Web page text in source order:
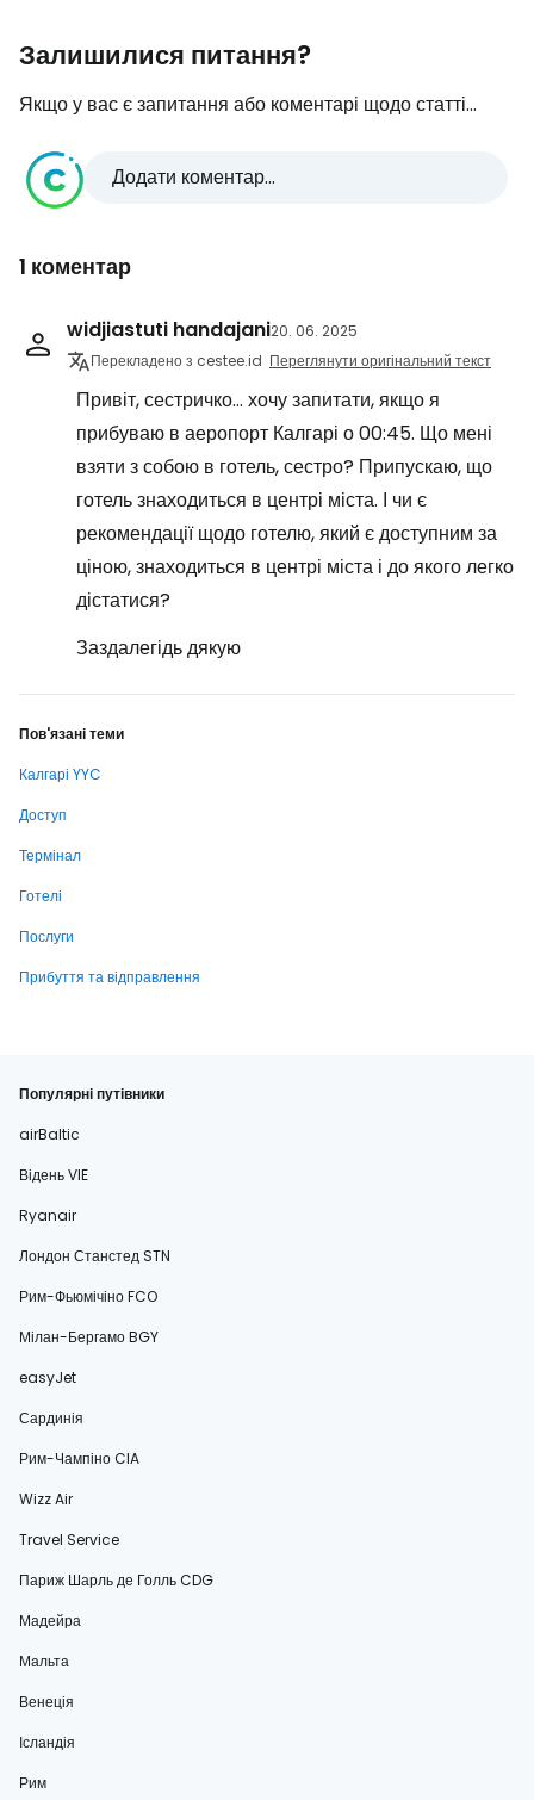
Залишилися питання?
Якщо у вас є запитання або коментарі щодо статті...
Додати коментар...
1 коментар
widjiastuti handajani20. 06. 2025
Перекладено з cestee.id Переглянути оригінальний текст
Привіт, сестричко... хочу запитати, якщо я
прибуваю в аеропорт Калгарі о 00:45. Що мені
взяти з собою в готель, сестро? Припускаю, що
готель знаходиться в центрі міста. І чи є
рекомендації щодо готелю, який є доступним за
ціною, знаходиться в центрі міста і до якого легко
дістатися?
Заздалегідь дякую
Пов'язані теми
Калгарі YYC
Доступ
Термінал
Готелі
Послуги
Прибуття та відправлення
Популярні путівники
airBaltic
Відень VIE
Ryanair
Лондон Станстед STN
Рим-Фьюмічіно FCO
Мілан-Бергамо BGY
easyJet
Сардинія
Рим-Чампіно CIA
Wizz Air
Travel Service
Париж Шарль де Голль CDG
Мадейра
Мальта
Венеція
Ісландія
Рим